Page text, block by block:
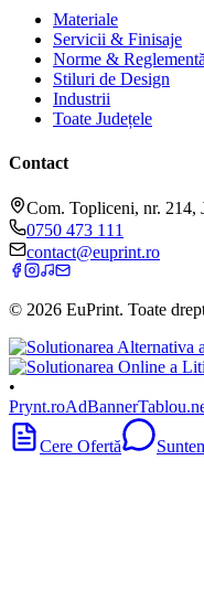
Materiale
Servicii & Finisaje
Norme &
Stiluri de Design
Industrii
Toate Județele
Contact
Com. Topliceni, nr. 214,
0750 473 111
contact@euprint.ro
© 2026 EuPrint. Toate
•
Prynt.roAdBanner
Cere Ofertă